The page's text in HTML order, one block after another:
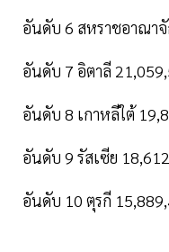
อันดับ 6 สหราชอาณา
อันดับ 7 อิตาลี
อันดับ 8 เกาหลีใต้
อันดับ 9 รัสเซีย
อันดับ 10 ตุรกี